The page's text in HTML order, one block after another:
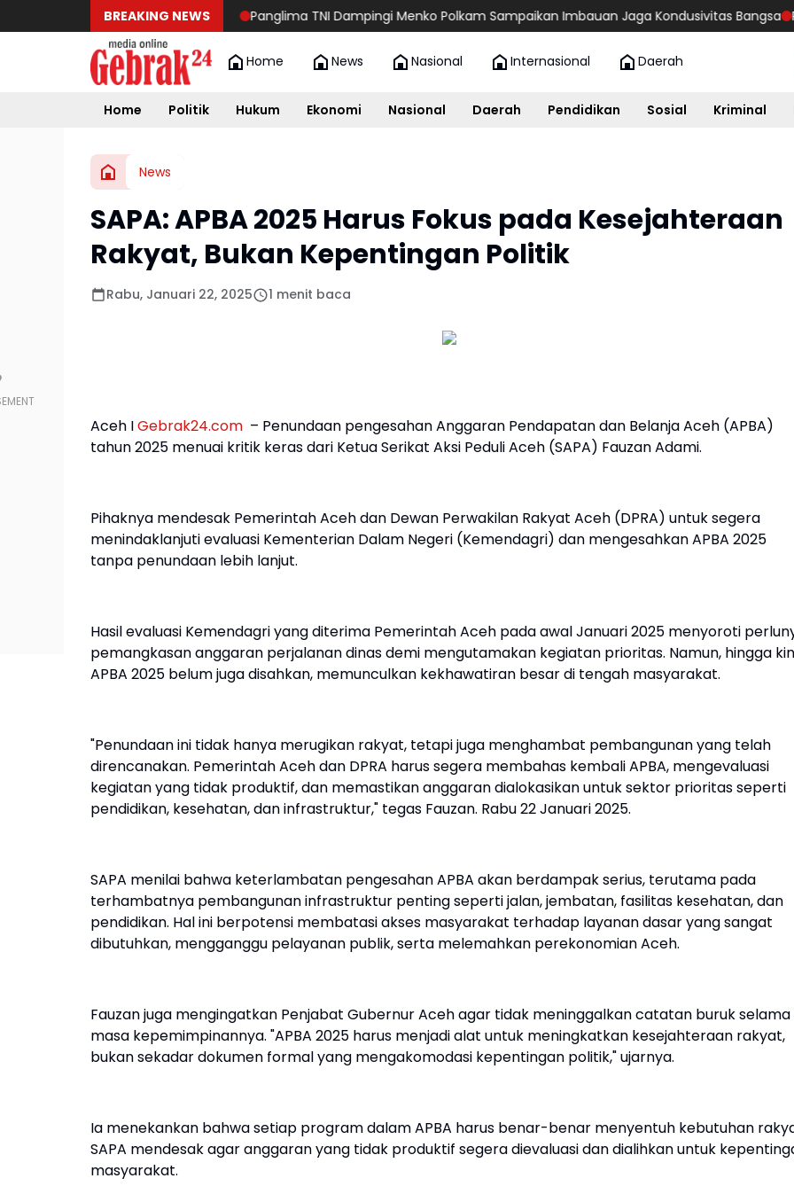
BREAKING NEWSPanglima TNI Dampingi Menko Polkam Sampaikan Imbauan Jaga Kondusivitas Bangsa Panglima
Home News Nasional Internasional Daerah
Home Politik Hukum Ekonomi Nasional Daerah Pendidikan Sosial Kriminal
News
SAPA: APBA 2025 Harus Fokus pada Kesejahteraan
Rakyat, Bukan Kepentingan Politik
Rabu, Januari 22, 2025 1 menit baca
Aceh IGebrak24.com – Penundaan pengesahan Anggaran Pendapatan dan Belanja Aceh (APBA)
tahun 2025 menuai kritik keras dari Ketua Serikat Aksi Peduli Aceh (SAPA) Fauzan Adami.
Pihaknya mendesak Pemerintah Aceh dan Dewan Perwakilan Rakyat Aceh (DPRA) untuk segera
menindaklanjuti evaluasi Kementerian Dalam Negeri (Kemendagri) dan mengesahkan APBA 2025
tanpa penundaan lebih lanjut.
Hasil evaluasi Kemendagri yang diterima Pemerintah Aceh pada awal Januari 2025 menyoroti
pemangkasan anggaran perjalanan dinas demi mengutamakan kegiatan prioritas. Namun, hingga
APBA 2025 belum juga disahkan, memunculkan kekhawatiran besar di tengah masyarakat.
"Penundaan ini tidak hanya merugikan rakyat, tetapi juga menghambat pembangunan yang telah
direncanakan. Pemerintah Aceh dan DPRA harus segera membahas kembali APBA, mengevaluasi
kegiatan yang tidak produktif, dan memastikan anggaran dialokasikan untuk sektor prioritas seperti
pendidikan, kesehatan, dan infrastruktur," tegas Fauzan. Rabu 22 Januari 2025.
SAPA menilai bahwa keterlambatan pengesahan APBA akan berdampak serius, terutama pada
terhambatnya pembangunan infrastruktur penting seperti jalan, jembatan, fasilitas kesehatan, dan
pendidikan. Hal ini berpotensi membatasi akses masyarakat terhadap layanan dasar yang sangat
dibutuhkan, mengganggu pelayanan publik, serta melemahkan perekonomian Aceh.
Fauzan juga mengingatkan Penjabat Gubernur Aceh agar tidak meninggalkan catatan buruk selama
masa kepemimpinannya. "APBA 2025 harus menjadi alat untuk meningkatkan kesejahteraan rakyat,
bukan sekadar dokumen formal yang mengakomodasi kepentingan politik," ujarnya.
Ia menekankan bahwa setiap program dalam APBA harus benar-benar menyentuh kebutuhan
SAPA mendesak agar anggaran yang tidak produktif segera dievaluasi dan dialihkan untuk
masyarakat.